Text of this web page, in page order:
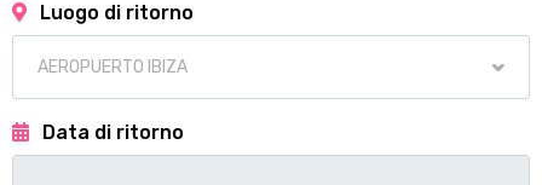
Luogo di ritorno
Data di ritorno